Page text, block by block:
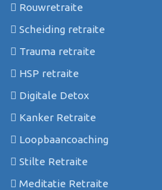
Rouwretraite
Scheiding retraite
Trauma retraite
HSP retraite
Digitale Detox
Kanker Retraite
Loopbaancoaching
Stilte Retraite
Meditatie Retraite